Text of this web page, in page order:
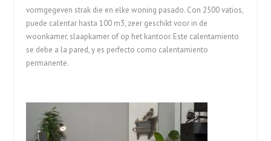
vormgegeven strak die en elke woning pasado. Con 2500 vatios,
puede calentar hasta 100 m3, zeer geschikt voor in de
woonkamer, slaapkamer of op het kantoor. Este calentamiento
se debe a la pared, y es perfecto como calentamiento
permanente.